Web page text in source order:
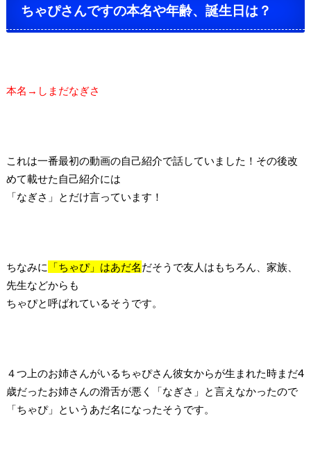
ちゃぴさんですの本名や年齢、誕生日は？
本名→しまだなぎさ
これは一番最初の動画の自己紹介で話していました！ その後改
めて載せた自己紹介には
「なぎさ」とだけ言っています！
ちなみに 「ちゃぴ」はあだ名だそうで友人はもちろん、家族、
先生などからも
ちゃぴと呼ばれているそうです。
４つ上のお姉さんがいるちゃぴさん彼女からが生まれた時まだ4
歳だったお姉さんの滑舌が悪く「なぎさ」と言えなかったので
「ちゃぴ」というあだ名になったそうです。